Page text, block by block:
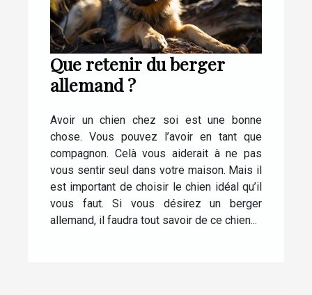
Que retenir du berger
allemand ?
Avoir un chien chez soi est une bonne
chose. Vous pouvez l’avoir en tant que
compagnon. Celà vous aiderait à ne pas
vous sentir seul dans votre maison. Mais il
est important de choisir le chien idéal qu’il
vous faut. Si vous désirez un berger
allemand, il faudra tout savoir de ce chien...